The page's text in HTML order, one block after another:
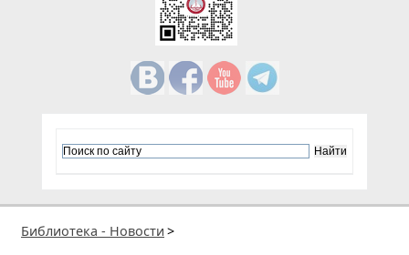
Библиотека - Новости >